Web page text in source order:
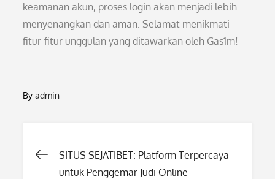
keamanan akun, proses login akan menjadi lebih
menyenangkan dan aman. Selamat menikmati
fitur-fitur unggulan yang ditawarkan oleh Gas1m!
Byadmin
Post
SITUS SEJATIBET: Platform Terpercaya
untuk Penggemar Judi Online